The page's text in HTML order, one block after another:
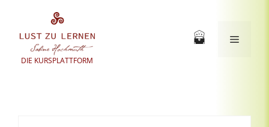
springen
DIE KURSPLATTFORM
Menü